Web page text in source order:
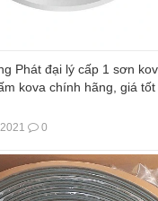
Phát đại lý cấp 1 sơn
kova chính hãng, giá tốt
0